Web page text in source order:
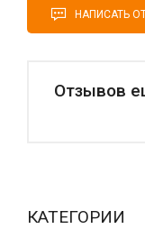
НАПИСАТЬ
Отзывов
КАТЕГОРИИ